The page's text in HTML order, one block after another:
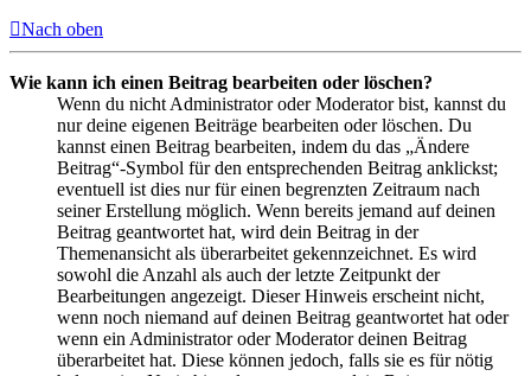
Nach oben
Wie kann ich einen Beitrag bearbeiten oder löschen?
Wenn du nicht Administrator oder Moderator bist, kannst du
nur deine eigenen Beiträge bearbeiten oder löschen. Du
kannst einen Beitrag bearbeiten, indem du das „Ändere
Beitrag“-Symbol für den entsprechenden Beitrag anklickst;
eventuell ist dies nur für einen begrenzten Zeitraum nach
seiner Erstellung möglich. Wenn bereits jemand auf deinen
Beitrag geantwortet hat, wird dein Beitrag in der
Themenansicht als überarbeitet gekennzeichnet. Es wird
sowohl die Anzahl als auch der letzte Zeitpunkt der
Bearbeitungen angezeigt. Dieser Hinweis erscheint nicht,
wenn noch niemand auf deinen Beitrag geantwortet hat oder
wenn ein Administrator oder Moderator deinen Beitrag
überarbeitet hat. Diese können jedoch, falls sie es für nötig